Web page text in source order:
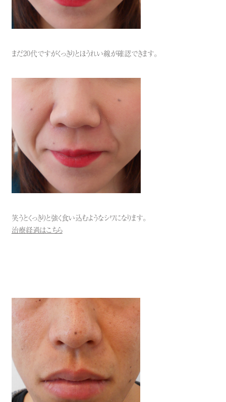
まだ20代ですがくっきりとほうれい線が確認できます。
笑うとくっきりと強く食い込むようなシワになります。
治療経過はこちら